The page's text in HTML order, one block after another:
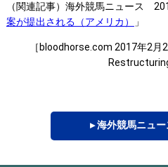
（関連記事）海外競馬ニュース
案が提出される（アメリカ）
」
［bloodhorse.com 2017年2
▸ 海外競馬ニュ